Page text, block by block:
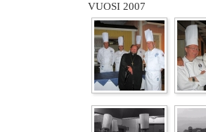
VUOSI 2007